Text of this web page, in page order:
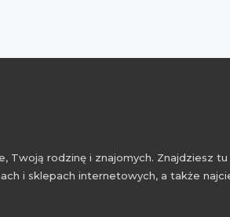
Twoją rodzinę i znajomych. Znajdziesz
i sklepach internetowych, a także